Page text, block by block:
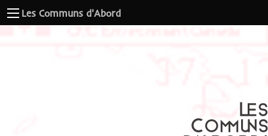
Les Communs d'Abord